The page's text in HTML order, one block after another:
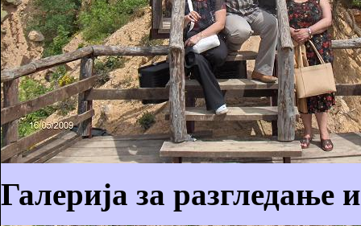
Галерија за разгледање